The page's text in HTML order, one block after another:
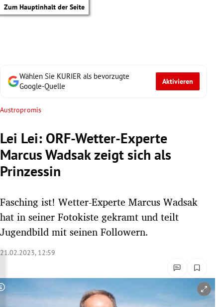
Zum Hauptinhalt der Seite
Untermenü
Untermenü
Untermenü
Untermenü
Wählen Sie KURIER als bevorzugte
Google-Quelle
Aktivieren
Austropromis
Lei Lei: ORF-Wetter-Experte
Marcus Wadsak zeigt sich als
Prinzessin
Fasching ist! Wetter-Experte Marcus Wadsak
hat in seiner Fotokiste gekramt und teilt
Jugendbild mit seinen Followern.
21.02.2023, 12:59
Copyright-Hinweis öffnen/schließen